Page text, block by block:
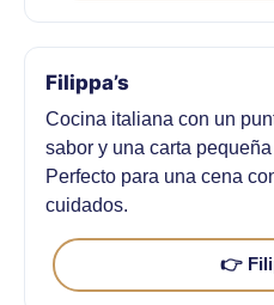
Filippa’s
Cocina italiana con un
sabor y una carta
Perfecto para una cena
cuidados.
👉